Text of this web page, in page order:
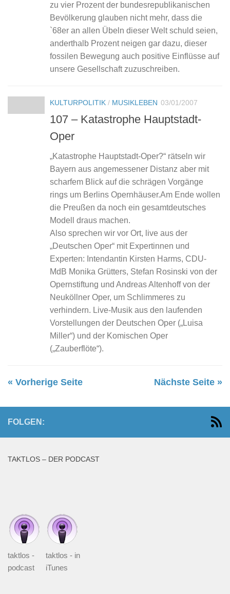
zu vier Prozent der bundesrepublikanischen
Bevölkerung glauben nicht mehr, dass die
`68er an allen Übeln dieser Welt schuld seien,
anderthalb Prozent neigen gar dazu, dieser
fossilen Bewegung auch positive Einflüsse auf
unsere Gesellschaft zuzuschreiben.
KULTURPOLITIK / MUSIKLEBEN 03/01/2007
107 – Katastrophe Hauptstadt-
Oper
„Katastrophe Hauptstadt-Oper?“ rätseln wir
Bayern aus angemessener Distanz aber mit
scharfem Blick auf die schrägen Vorgänge
rings um Berlins Opernhäuser.Am Ende wollen
die Preußen da noch ein gesamtdeutsches
Modell draus machen.
Also sprechen wir vor Ort, live aus der
„Deutschen Oper“ mit Expertinnen und
Experten: Intendantin Kirsten Harms, CDU-
MdB Monika Grütters, Stefan Rosinski von der
Opernstiftung und Andreas Altenhoff von der
Neuköllner Oper, um Schlimmeres zu
verhindern. Live-Musik aus den laufenden
Vorstellungen der Deutschen Oper („Luisa
Miller“) und der Komischen Oper
(„Zauberflöte“).
« Vorherige Seite Nächste Seite »
FOLGEN:
TAKTLOS – DER PODCAST
taktlos -
podcast
taktlos - in
iTunes